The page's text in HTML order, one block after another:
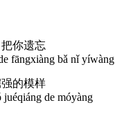
你遗忘
fāngxiàng bǎ nǐ yíwàng
的模样
de móyàng